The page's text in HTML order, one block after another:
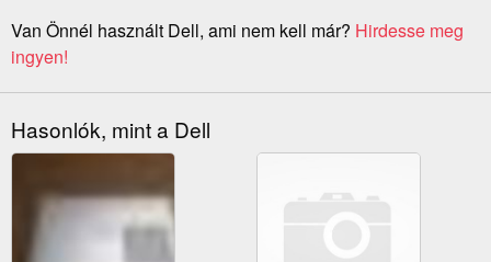
Van Önnél használt Dell, ami nem kell már? Hirdesse meg
ingyen!
Hasonlók, mint a Dell